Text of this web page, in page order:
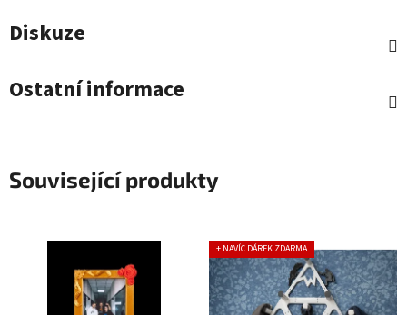
Diskuze
Ostatní informace
Související produkty
+ NAVÍC DÁREK ZDARMA